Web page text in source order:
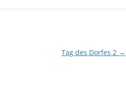
Tag des Dorfes 2 →